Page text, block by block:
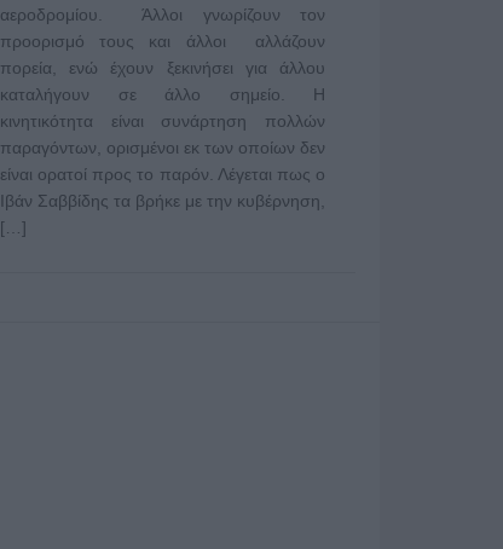
αεροδρομίου. Άλλοι γνωρίζουν τον
προορισμό τους και άλλοι αλλάζουν
πορεία, ενώ έχουν ξεκινήσει για άλλου
καταλήγουν σε άλλο σημείο. Η
κινητικότητα είναι συνάρτηση πολλών
παραγόντων, ορισμένοι εκ των οποίων δεν
είναι ορατοί προς το παρόν. Λέγεται πως ο
Ιβάν Σαββίδης τα βρήκε με την κυβέρνηση,
[…]